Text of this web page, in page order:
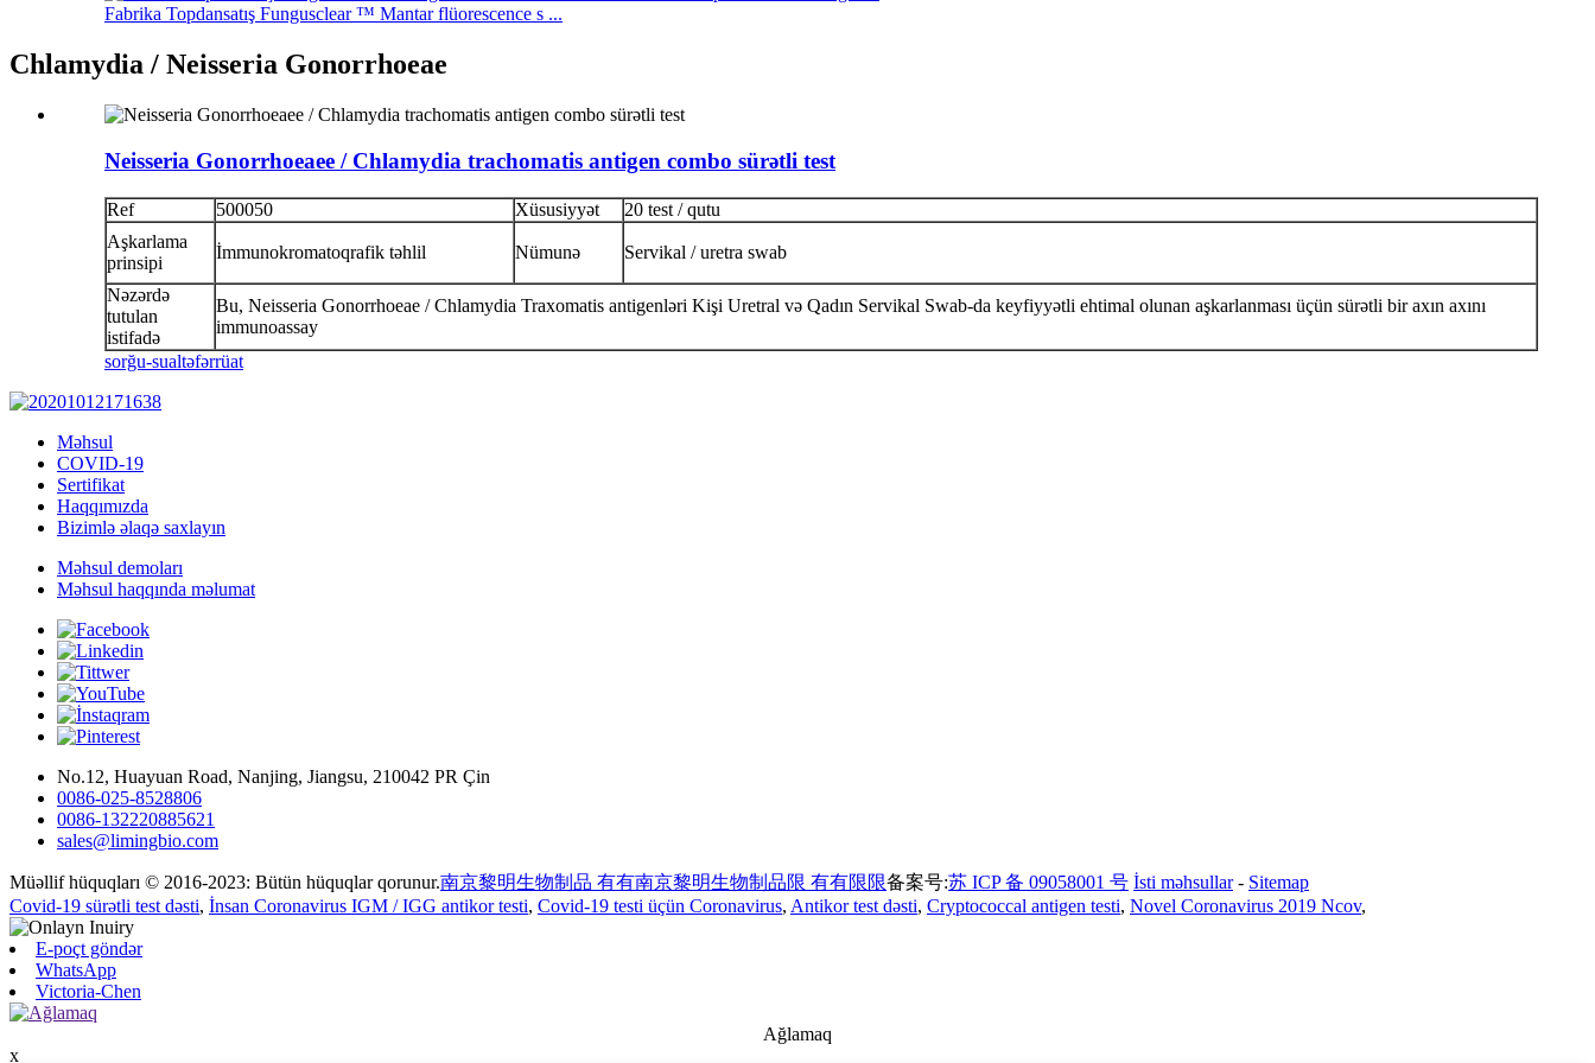
Fabrika Topdansatış Fungusclear ™ Mantar flüorescence s ...
Chlamydia / Neisseria Gonorrhoeae
Neisseria Gonorrhoeaee / Chlamydia trachomatis antigen combo sürətli test
Ref 500050 Xüsusiyyət
20 test / qutu
Aşkarlama
prinsipi
İmmunokromatoqrafik təhlil Nümunə Servikal / uretra swab
Nəzərdə
tutulan
istifadə
Bu, Neisseria Gonorrhoeae / Chlamydia Traxomatis antigenləri Kişi Uretral və Qadın Servikal Swab-da keyfiyyətli ehtimal olunan aşkarlanması üçün sürətli bir axın axını
immunoassay
sorğu-sualtəfərrüat
Məhsul
COVID-19
Sertifikat
Haqqımızda
Bizimlə əlaqə saxlayın
Məhsul demoları
Məhsul haqqında məlumat
No.12, Huayuan Road, Nanjing, Jiangsu, 210042 PR Çin
0086-025-8528806
0086-132220885621
sales@limingbio.com
Müəllif hüquqları © 2016-2023: Bütün hüquqlar qorunur.南京黎明生物制品 有有南京黎明生物制品限 有有限限备案号:苏 ICP 备 09058001 号 İsti məhsullar- Sitemap
Covid-19 sürətli test dəsti, İnsan Coronavirus IGM / IGG antikor testi, Covid-19 testi üçün Coronavirus, Antikor test dəsti, Cryptococcal antigen testi, Novel Coronavirus 2019 Ncov,
E-poçt göndər
WhatsApp
Victoria-Chen
Ağlamaq
x